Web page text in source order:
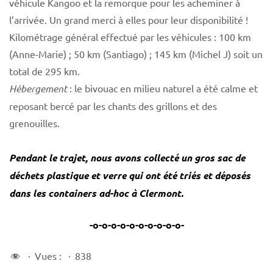
véhicule Kangoo et la remorque pour les acheminer à
l’arrivée. Un grand merci à elles pour leur disponibilité !
Kilométrage général effectué par les véhicules : 100 km
(Anne-Marie) ; 50 km (Santiago) ; 145 km (Michel J) soit un
total de 295 km.
Hébergement: le bivouac en milieu naturel a été calme et
reposant bercé par les chants des grillons et des
grenouilles.
Pendant le trajet, nous avons collecté un gros sac de
déchets plastique et verre qui ont été triés et déposés
dans les containers ad-hoc à Clermont.
-o-o-o-o-o-o-o-o-o-o-
Vues : 838